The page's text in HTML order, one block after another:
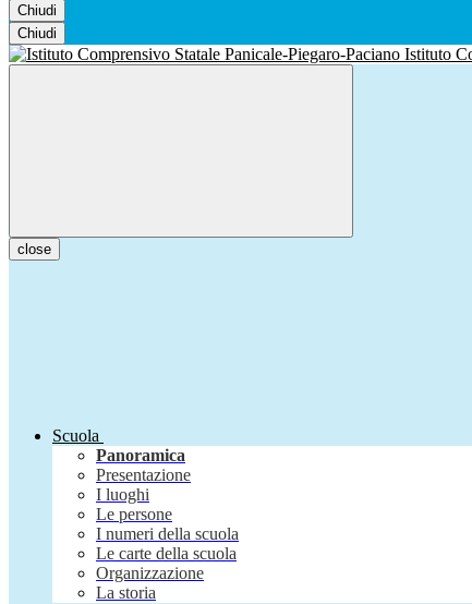
Chiudi
Chiudi
Istituto
close
Scuola
Panoramica
Presentazione
I luoghi
Le persone
I numeri della scuola
Le carte della scuola
Organizzazione
La storia